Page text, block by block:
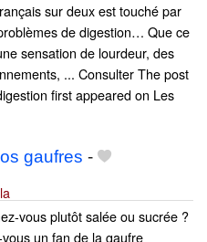
sur deux est touché par
de digestion… Que ce
sensation de lourdeur, des
... Consulter The post
first appeared on Les
gaufres -
vous plutôt salée ou sucrée ?
un fan de la gaufre